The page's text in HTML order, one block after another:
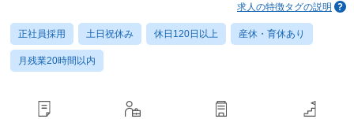
求人の特徴タグの説明
正社員採用 土日祝休み 休日120日以上 産休・育休あり
月残業20時間以内